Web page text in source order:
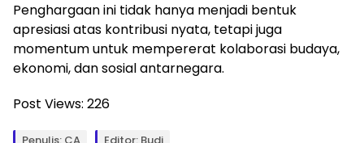
Penghargaan ini tidak hanya menjadi bentuk
apresiasi atas kontribusi nyata, tetapi juga
momentum untuk mempererat kolaborasi budaya,
ekonomi, dan sosial antarnegara.
Post Views: 226